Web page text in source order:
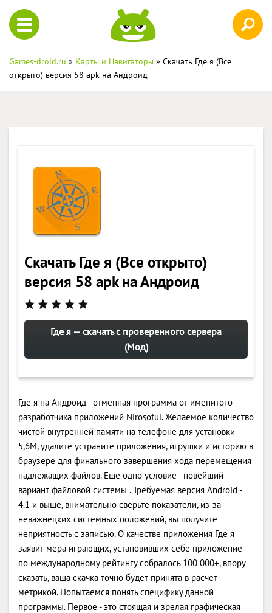
Games-droid.ru » Карты и Навигаторы » Скачать Где я (Все
открыто) версия 58 apk на Андроид
Скачать Где я (Все открыто)
версия 58 apk на Андроид
Где я — скачать с проверенного сервера
(Мод)
Где я на Андроид - отменная программа от именитого
разработчика приложений Nirosoful. Желаемое количество
чистой внутренней памяти на телефоне для установки
5,6M, удалите устраните приложения, игрушки и историю в
браузере для финального завершения хода перемещения
надлежащих файлов. Еще одно условие - новейший
вариант файловой системы . Требуемая версия Android -
4.1 и выше, внимательно сверьте показатели, из-за
неважнецких системных положений, вы получите
неприятность с записью. О качестве приложения Где я
заявит мера играющих, установивших себе приложение -
по международному рейтингу собралось 100 000+, впору
сказать, ваша скачка точно будет принята в расчет
метрикой. Попытаемся понять специфику данной
программы. Первое - это стоящая и зрелая графическая